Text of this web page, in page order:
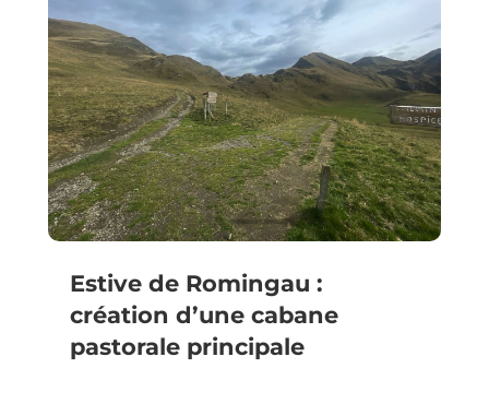
Estive de Romingau :
création d’une cabane
pastorale principale